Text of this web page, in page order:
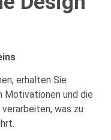
erhalten Sie
Motivationen und die
was zu